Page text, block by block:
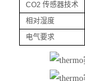
药品冷藏箱
恒温振荡器
混匀搅拌器
CO2 传感器技术
相对湿度
电气要求